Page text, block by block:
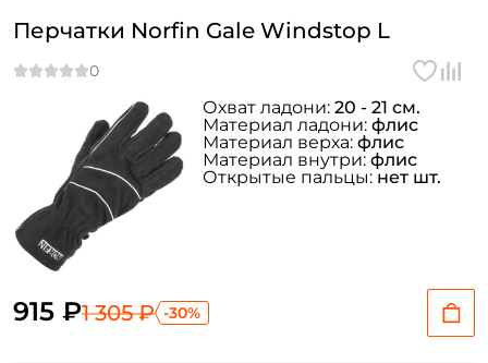
Перчатки Norfin Gale Windstop L
915 ₽1 305 ₽ -30%
Охват ладони: 20 - 21 см.
Материал ладони: флис
Материал верха: флис
Материал внутри: флис
Открытые пальцы: нет шт.